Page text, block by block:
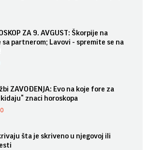
ZA 9. AVGUST: Škorpije na
sa partnerom; Lavovi - spremite se na
ZAVOĐENJA: Evo na koje fore za
znaci horoskopa
šta je skriveno u njegovoj ili